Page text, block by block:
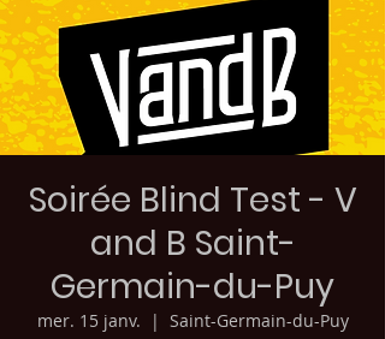
Soirée Blind Test - V
and B Saint-
Germain-du-Puy
mer. 15 janv.
  |
Saint-Germain-du-Puy